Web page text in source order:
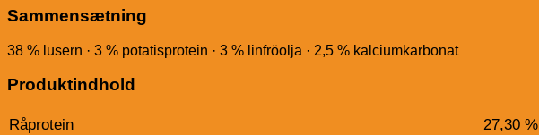
Sammensætning
38 % lusern · 3 % potatisprotein · 3 % linfröolja · 2,5 % kalciumkarbonat
Produktindhold
Råprotein
27,30 %